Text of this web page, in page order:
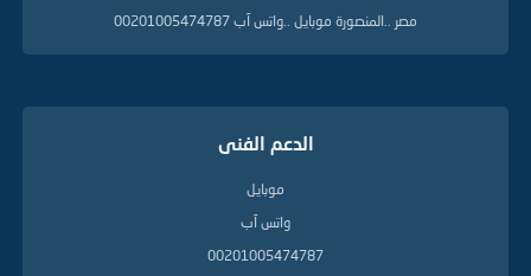
مصر ..المنصورة موبايل ..واتس آب 00201005474787
الدعم الفنى
موبايل
واتس آب
00201005474787